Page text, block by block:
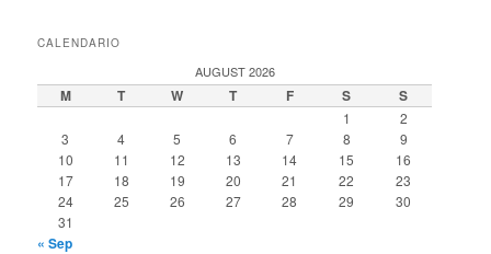
CALENDARIO
AUGUST 2026
M T W T F S S
1
2
3
4 5 6 7 8
9
10
11 12 13 14 15
16
17
18 19 20 21 22
23
24
25 26 27 28 29
30
31
« Sep